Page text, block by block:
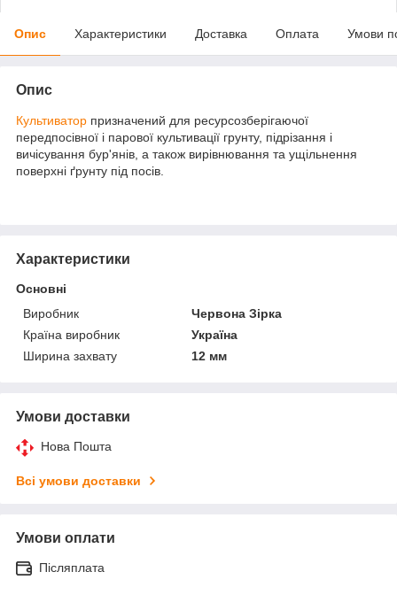
Опис Характеристики Доставка Оплата Умови
Опис
Культиватор призначений для ресурсозберігаючої
передпосівної і парової культивації грунту, підрізання і
вичісування бур'янів, а також вирівнювання та ущільнення
поверхні ґрунту під посів.
Характеристики
Основні
Виробник
Червона Зірка
Країна виробник
Україна
Ширина захвату
12 мм
Умови доставки
Нова Пошта
Всі умови доставки
Умови оплати
Післяплата